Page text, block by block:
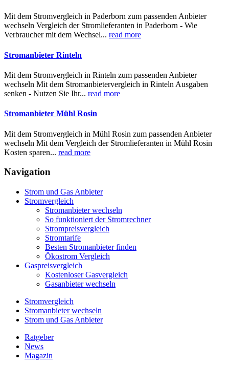
Mit dem Stromvergleich in Paderborn zum passenden Anbieter
wechseln Vergleich der Stromlieferanten in Paderborn - Wie
Verbraucher mit dem Wechsel... read more
Stromanbieter Rinteln
Mit dem Stromvergleich in Rinteln zum passenden Anbieter
wechseln Mit dem Stromanbietervergleich in Rinteln Ausgaben
senken - Nutzen Sie Ihr... read more
Stromanbieter Mühl Rosin
Mit dem Stromvergleich in Mühl Rosin zum passenden Anbieter
wechseln Mit dem Vergleich der Stromlieferanten in Mühl Rosin
Kosten sparen... read more
Navigation
Strom und Gas Anbieter
Stromvergleich
Stromanbieter wechseln
So funktioniert der Stromrechner
Strompreisvergleich
Stromtarife
Besten Stromanbieter finden
Ökostrom Vergleich
Gaspreisvergleich
Kostenloser Gasvergleich
Gasanbieter wechseln
Stromvergleich
Stromanbieter wechseln
Strom und Gas Anbieter
Ratgeber
News
Magazin